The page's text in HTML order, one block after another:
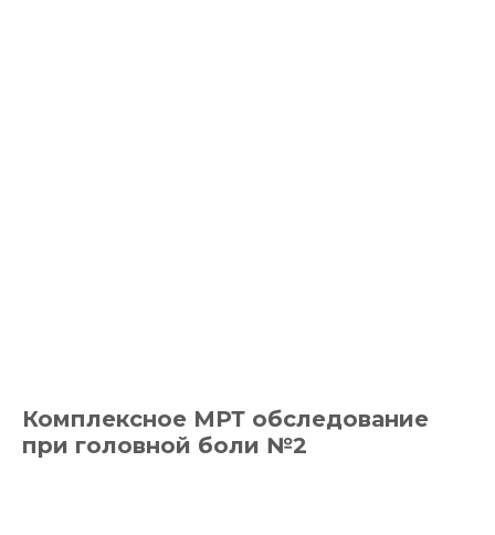
Комплексное МРТ обследование
при головной боли №2